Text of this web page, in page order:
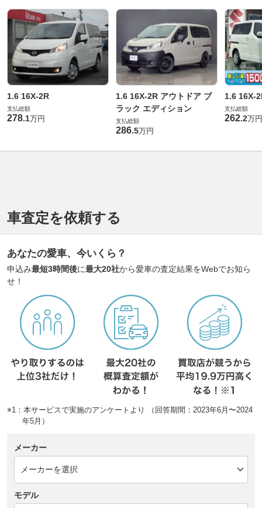
1.6 16X-2R
支払総額
278.1万円
1.6 16X-2R アウトドア ブ
ラック エディション
支払総額
286.5万円
1.6 16X-
支払総額
262.2万円
車査定を依頼する
あなたの愛車、今いくら？
申込み最短3時間後に最大20社から愛車の査定結果をWebでお知ら
せ！
※1：本サービスで実施のアンケートより （回答期間：2023年6月〜2024
年5月）
メーカー
モデル